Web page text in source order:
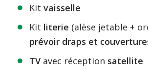
Kit vaisselle
Kit literie (alèse jetable +
prévoir draps et
TVavec réception satellite